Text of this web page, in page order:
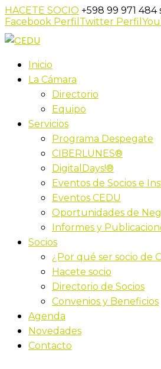
HACETE SOCIO +598 99 971 484
Facebook Perfil Twitter Perfil
Inicio
La Cámara
Directorio
Equipo
Servicios
Programa Despegate
CIBERLUNES®
DigitalDays!®
Eventos de Socios e
Eventos CEDU
Oportunidades de
Informes y
Socios
¿Por qué ser socio de
Hacete socio
Directorio de Socios
Convenios y Beneficios
Agenda
Novedades
Contacto